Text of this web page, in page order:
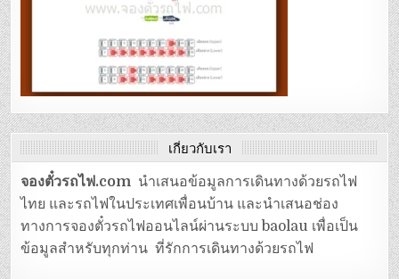
เกี่ยวกับเรา
จองตั๋วรถไฟ.com นำเสนอข้อมูลการเดินทางด้วยรถไฟ
ไทย และรถไฟในประเทศเพื่อนบ้าน และนำเสนอช่อง
ทางการจองตั๋วรถไฟออนไลน์ผ่านระบบ baolau เพื่อเป็น
ข้อมูลสำหรับทุกท่าน ที่รักการเดินทางด้วยรถไฟ